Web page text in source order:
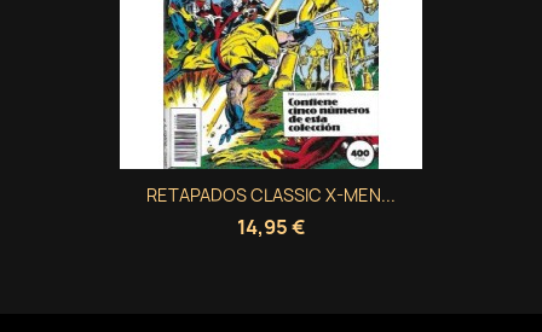
RETAPADOS CLASSIC X-MEN...
14,95 €